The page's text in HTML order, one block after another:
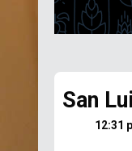
San
12:31